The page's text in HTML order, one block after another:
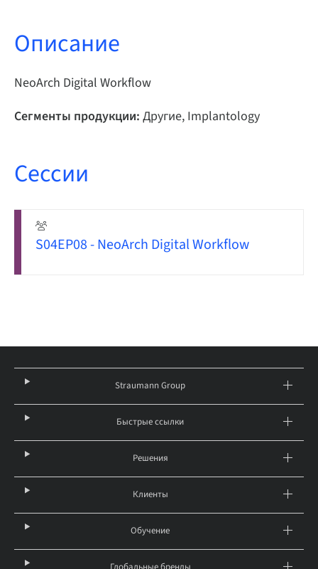
Описание
NeoArch Digital Workflow
Сегменты продукции: Другие, Implantology
Сессии
S04EP08 - NeoArch Digital Workflow
Straumann Group
Быстрые ссылки
Решения
Клиенты
Обучение